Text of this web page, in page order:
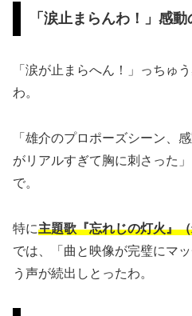
「涙止まらんわ！」感動
「涙が止まらへん！」っちゅ
わ。
「雄介のプロポーズシーン、
がリアルすぎて胸に刺さった
で。
特に主題歌『忘れじの灯火』
では、「曲と映像が完璧にマ
う声が続出しとったわ。